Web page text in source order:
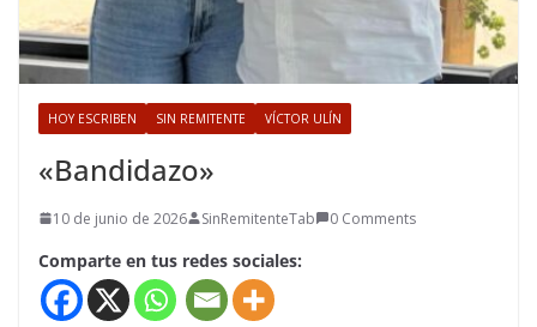
HOY ESCRIBEN SIN REMITENTE VÍCTOR ULÍN
«Bandidazo»
10 de junio de 2026 SinRemitenteTab 0 Comments
Comparte en tus redes sociales: